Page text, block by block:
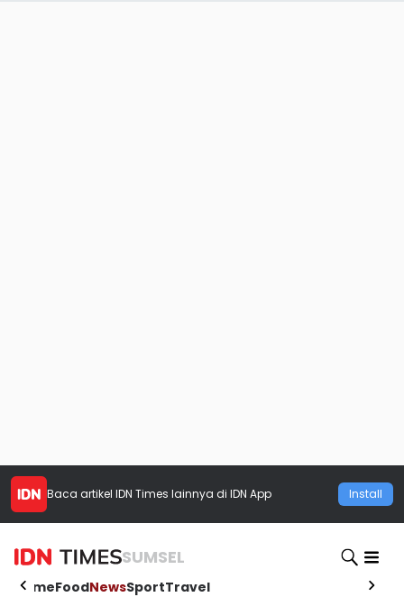
Baca artikel IDN Times lainnya di IDN App Install
SUMSEL
HomeFoodNewsSportTravel